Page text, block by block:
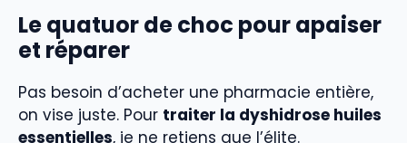
Le quatuor de choc pour apaiser
et réparer
Pas besoin d’acheter une pharmacie entière,
on vise juste. Pour traiter la dyshidrose huiles
essentielles, je ne retiens que l’élite.